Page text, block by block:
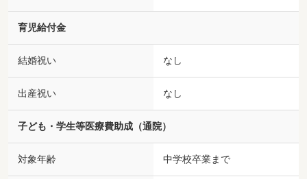
育児給付金
結婚祝い なし
出産祝い なし
子ども・学生等医療費助成（通院）
対象年齢 中学校卒業まで